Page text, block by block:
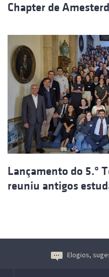
Chapter de
Lançamento do 5.º
reuniu antigos
Elogios,